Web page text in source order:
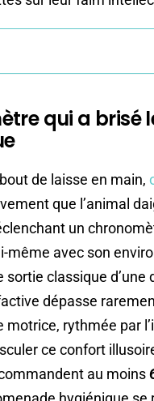
qui a brisé
de laisse en main,
que l’animal
un
même avec son
classique d’une
dépasse
motrice, rythmée par
ce confort
au moins